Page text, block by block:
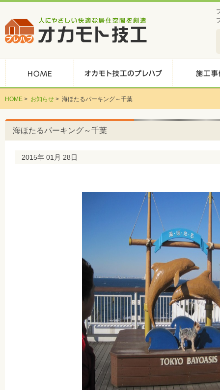
HOME > お知らせ > 海ほたるパーキング～千葉
海ほたるパーキング～千葉
2015年 01月 28日